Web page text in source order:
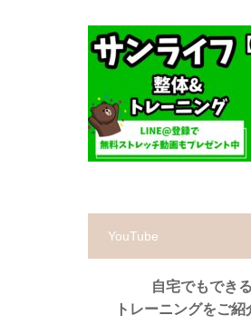
YouTube
自宅でもでき
トレーニングをご